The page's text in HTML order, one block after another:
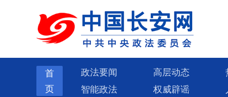
首
页
政法要闻 高层动态
智能政法
权威辟谣